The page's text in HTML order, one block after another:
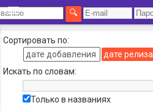
Сортировать по:
дате добавления
дате релиза
Искать по словам:
Только в названиях